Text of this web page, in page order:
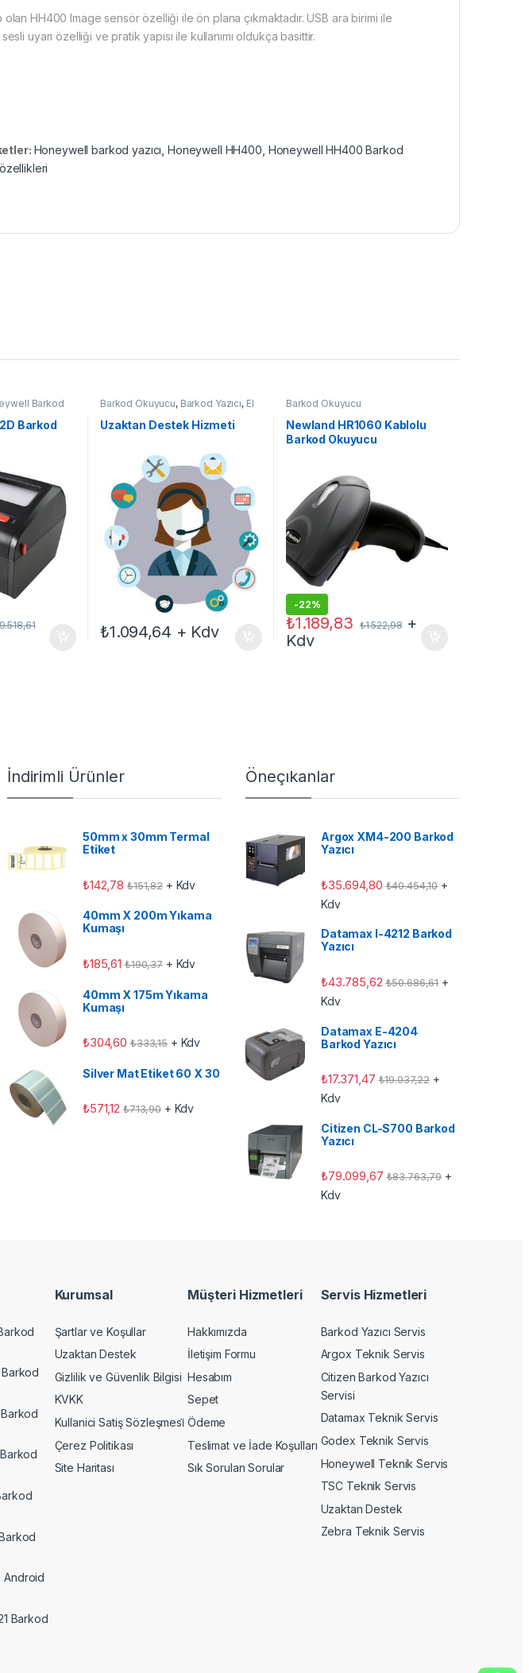
HH400 Image sensör özelliği ile ön plana çıkmaktadır. USB ara birimi ile
uyarı özelliği ve pratik yapısı ile kullanımı oldukça basittir.
Honeywell barkod yazıcı ,Honeywell HH400 Honeywell HH400 Barkod
Barkod
Barkod
Barkod Okuyucu, Barkod Yazıcı, El
Yedek Parçalar
Uzaktan Destek Hizmeti
₺1.094,64 + Kdv
Barkod Okuyucu
Newland HR1060 Kablolu
Barkod Okuyucu
-22%
₺1.189,83 ₺1.522,98+
Kdv
İndirimli Ürünler
50mm x 30mm Termal
Etiket
₺142,78 ₺151,82+ Kdv
40mm X 200m Yıkama
Kumaşı
₺185,61 ₺190,37+ Kdv
40mm X 175m Yıkama
Kumaşı
₺304,60 ₺333,15+ Kdv
Silver Mat Etiket 60 X 30
₺571,12 ₺713,90+ Kdv
Öneçıkanlar
Argox XM4-200 Barkod
Yazıcı
₺35.694,80 ₺40.454,10 +
Kdv
Datamax I-4212 Barkod
Yazıcı
₺43.785,62 ₺50.686,61 +
Kdv
Datamax E-4204
Barkod Yazıcı
₺17.371,47 ₺19.037,22 +
Kdv
Citizen CL-S700 Barkod
Yazıcı
₺79.099,67 ₺83.763,79 +
Kdv
Android
Barkod
Kurumsal
Şartlar ve Koşullar
Uzaktan Destek
Gizlilik ve Güvenlik Bilgisi
KVKK
Kullanici Satiş Sözleşmesi̇
Çerez Politikası
Site Haritası
Müşteri Hizmetleri
Hakkımızda
İletişim Formu
Hesabım
Sepet
Ödeme
Teslimat ve İade Koşulları
Sık Sorulan Sorular
Servis Hizmetleri
Barkod Yazıcı Servis
Argox Teknik Servis
Citizen Barkod Yazıcı
Servisi
Datamax Teknik Servis
Godex Teknik Servis
Honeywell Teknik Servis
TSC Teknik Servis
Uzaktan Destek
Zebra Teknik Servis